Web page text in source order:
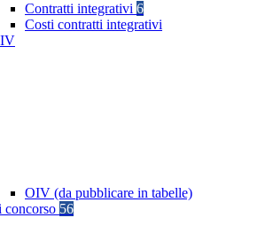
Contratti integrativi 6
Costi contratti integrativi
OIV (da pubblicare in tabelle)
concorso 56